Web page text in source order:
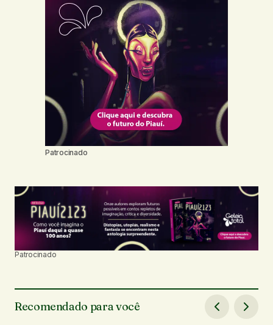
Patrocinado
Patrocinado
Recomendado para você